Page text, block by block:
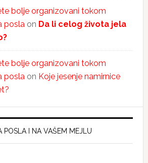
bolje organizovani tokom
poslaon Da li celog života jela
bolje organizovani tokom
poslaon Koje jesenje namirnice
POSLA I NA VAŠEM MEJLU